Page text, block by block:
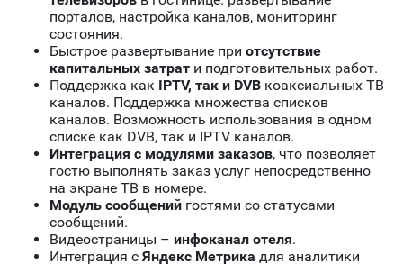
порталов, настройка каналов, мониторинг
состояния.
Быстрое развертывание при отсутствие
капитальных затрат и подготовительных работ.
Поддержка как IPTV, так и DVB коаксиальных ТВ
каналов. Поддержка множества списков
каналов. Возможность использования в одном
списке как DVB, так и IPTV каналов.
Интеграция с модулями заказов, что позволяет
гостю выполнять заказ услуг непосредственно
на экране ТВ в номере.
Модуль сообщений гостями со статусами
сообщений.
Видеостраницы – инфоканал отеля.
Интеграция с Яндекс Метрика для аналитики